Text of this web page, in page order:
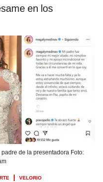
en los
de la presentadora Foto:
VELORIO